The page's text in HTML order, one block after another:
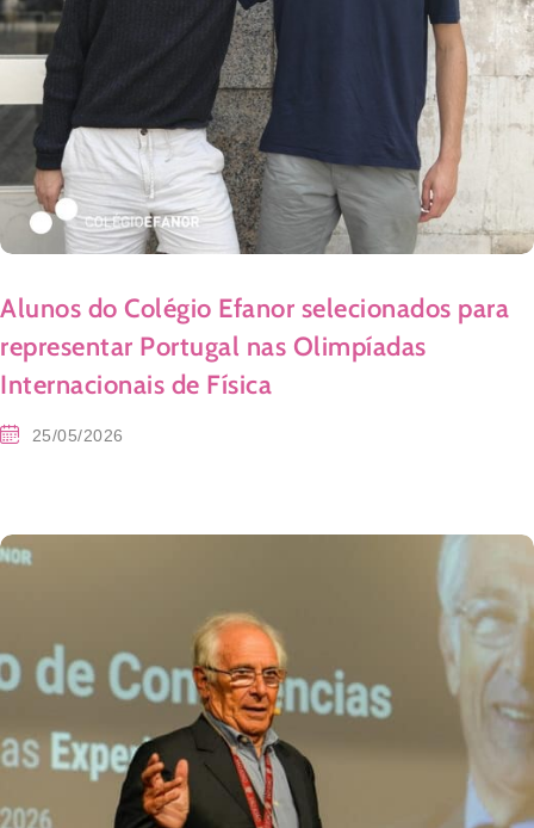
Alunos do Colégio Efanor selecionados para
representar Portugal nas Olimpíadas
Internacionais de Física
25/05/2026